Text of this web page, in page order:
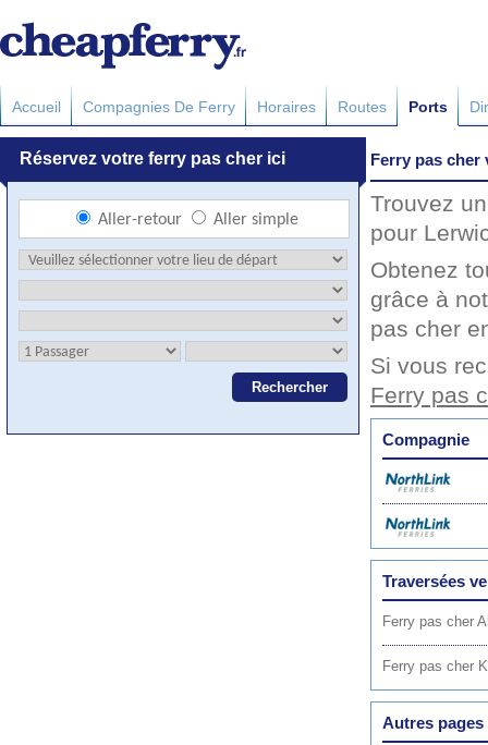
Accueil Compagnies De Ferry Horaires Routes Ports
Ferry pas cher
Trouvez
pour
Obtenez
grâce à
pas cher
Si vous
Ferry pas
Compagnie
Traversées
Ferry pas cher
Ferry pas cher
Autres pages